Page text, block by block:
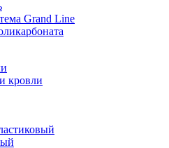
Grand Line
кровли